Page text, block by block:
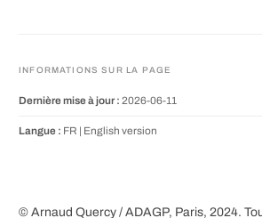
INFORMATIONS SUR LA PAGE
Dernière mise à jour : 2026-06-11
Langue : FR | English version
© Arnaud Quercy / ADAGP, Paris, 2024.